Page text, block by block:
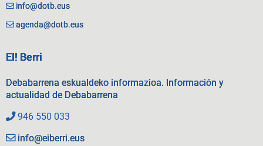
info@dotb.eus
agenda@dotb.eus
EI! Berri
Debabarrena eskualdeko informazioa. Información y
actualidad de Debabarrena
946 550 033
info@eiberri.eus